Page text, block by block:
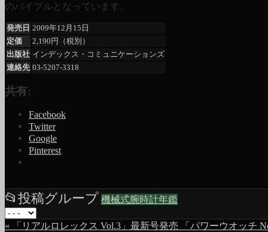
のバイブルとなっています。
発売日 2009年12月15日
定価
2,190円（税別）
出版社 インデックス・コミュニケーションズ
連絡先 03-5207-3318
共有:
Facebook
Twitter
Google
Pinterest
📂 投稿グループ 機械式腕時計年鑑
« 「リアルロレックス Vol.3」最新号発売 「パワーウオッチ